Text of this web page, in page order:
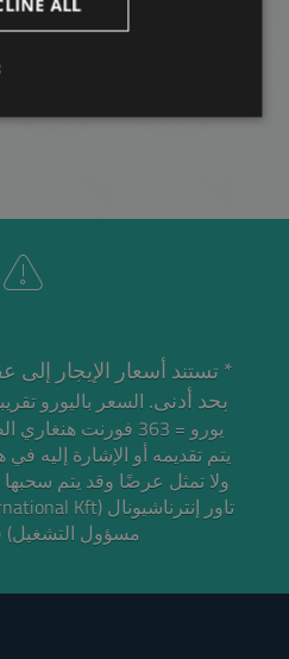
بحد أدنى.
يورو = 363 فورنت هنغاري
يتم تقديمه أو الإشارة إليه
ولا تمثل عرضًا وقد يتم
مسؤول